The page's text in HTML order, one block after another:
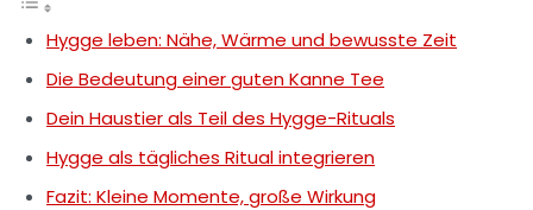
Hygge leben: Nähe, Wärme und bewusste Zeit
Die Bedeutung einer guten Kanne Tee
Dein Haustier als Teil des Hygge-Rituals
Hygge als tägliches Ritual integrieren
Fazit: Kleine Momente, große Wirkung